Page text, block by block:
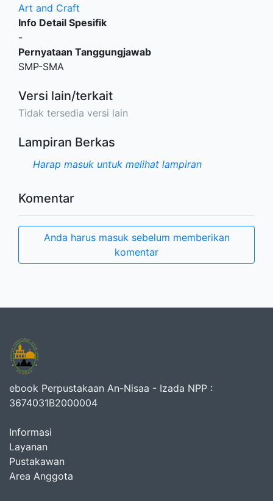
Art and Craft
Info Detail Spesifik
-
Pernyataan Tanggungjawab
SMP-SMA
Versi lain/terkait
Tidak tersedia versi lain
Lampiran Berkas
Harap masuk untuk melihat lampiran
Komentar
Anda harus masuk sebelum memberikan
komentar
ebook Perpustakaan An-Nisaa - Izada NPP :
3674031B2000004
Informasi
Layanan
Pustakawan
Area Anggota